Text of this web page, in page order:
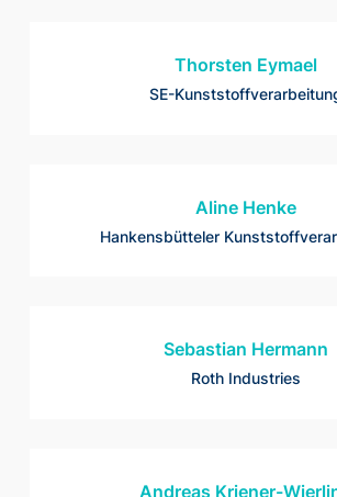
Thorsten Eymael
SE-
Aline Henke
Hankensbütteler
Sebastian Hermann
Roth Industries
Andreas Kriener-